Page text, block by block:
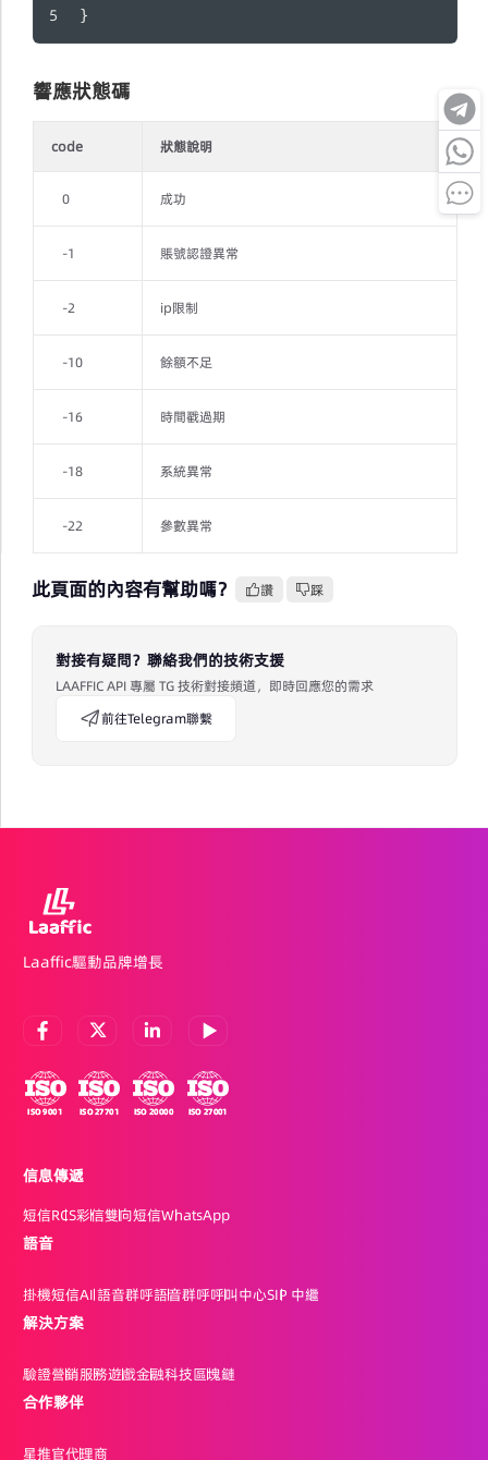
}
響應狀態碼
code 狀態說明
0 成功
-1 賬號認證異常
-2 ip限制
-10 餘額不足
-16 時間戳過期
-18 系統異常
-22 參數異常
此頁面的內容有幫助嗎？ 讚 踩
對接有疑問？聯絡我們的技術支援
LAAFFIC API 專屬 TG 技術對接頻道，即時回應您的需求
前往Telegram聯繫
Laaffic驅動品牌增長
信息傳遞
短信RCS彩信雙向短信WhatsApp
語音
掛機短信AI 語音群呼語音群呼呼叫中心SIP 中繼
解決方案
驗證營銷服務遊戲金融科技區塊鏈
合作夥伴
星推官代理商